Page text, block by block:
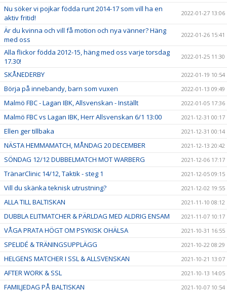
Nu söker vi pojkar födda runt 2014-17 som vill ha en
aktiv fritid!
2022-01-27 13:06
Är du kvinna och vill få motion och nya vänner? Häng
med oss
2022-01-26 15:41
Alla flickor födda 2012-15, häng med oss varje torsdag
17.30!
2022-01-25 11:30
SKÅNEDERBY 2022-01-19 10:54
Börja på innebandy, barn som vuxen 2022-01-13 09:49
Malmö FBC - Lagan IBK, Allsvenskan - Inställt 2022-01-05 17:36
Malmö FBC vs Lagan IBK, Herr Allsvenskan 6/1 13:00 2021-12-31 00:17
Ellen ger tillbaka 2021-12-31 00:14
NÄSTA HEMMAMATCH, MÅNDAG 20 DECEMBER 2021-12-13 20:42
SÖNDAG 12/12 DUBBELMATCH MOT WARBERG 2021-12-06 17:17
TränarClinic 14/12, Taktik - steg 1 2021-12-05 09:15
Vill du skänka teknisk utrustning? 2021-12-02 19:55
ALLA TILL BALTISKAN 2021-11-10 08:12
DUBBLA ELITMATCHER & PÄRLDAG MED ALDRIG ENSAM 2021-11-07 10:17
VÅGA PRATA HÖGT OM PSYKISK OHÄLSA 2021-10-31 16:55
SPELIDÉ & TRÄNINGSUPPLÄGG 2021-10-22 08:29
HELGENS MATCHER I SSL & ALLSVENSKAN 2021-10-21 13:07
AFTER WORK & SSL 2021-10-13 14:05
FAMILJEDAG PÅ BALTISKAN 2021-10-07 10:54